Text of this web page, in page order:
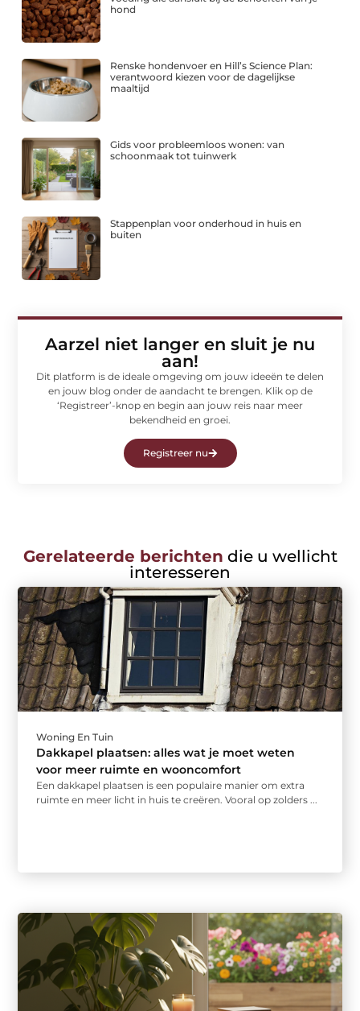
hond
Renske hondenvoer en Hill’s Science Plan:
verantwoord kiezen voor de dagelijkse
maaltijd
Gids voor probleemloos wonen: van
schoonmaak tot tuinwerk
Stappenplan voor onderhoud in huis en
buiten
Aarzel niet langer en sluit je nu
aan!
Dit platform is de ideale omgeving om jouw ideeën te delen
en jouw blog onder de aandacht te brengen. Klik op de
‘Registreer’-knop en begin aan jouw reis naar meer
bekendheid en groei.
Registreer nu
Gerelateerde berichten die u wellicht
interesseren
Woning En Tuin
Dakkapel plaatsen: alles wat je moet weten
voor meer ruimte en wooncomfort
Een dakkapel plaatsen is een populaire manier om extra
ruimte en meer licht in huis te creëren. Vooral op zolders ...